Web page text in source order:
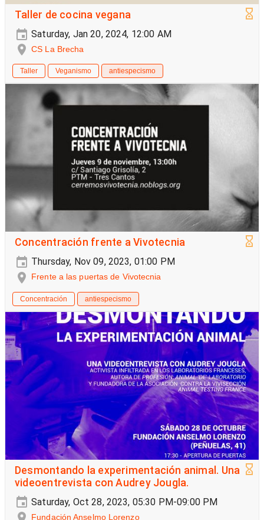
Taller de cocina vegana
Saturday, Jan 20, 2024, 12:00 AM
CS La Brecha
Taller Veganismo antiespecismo
Concentración frente a Vivotecnia
Thursday, Nov 09, 2023, 01:00 PM
Frente a las puertas de Vivotecnia
Concentración antiespecismo
Desmontando la experimentación animal. Una
videoentrevista con Audrey Jougla.
Saturday, Oct 28, 2023, 05:30 PM-09:00 PM
Fundación Anselmo Lorenzo